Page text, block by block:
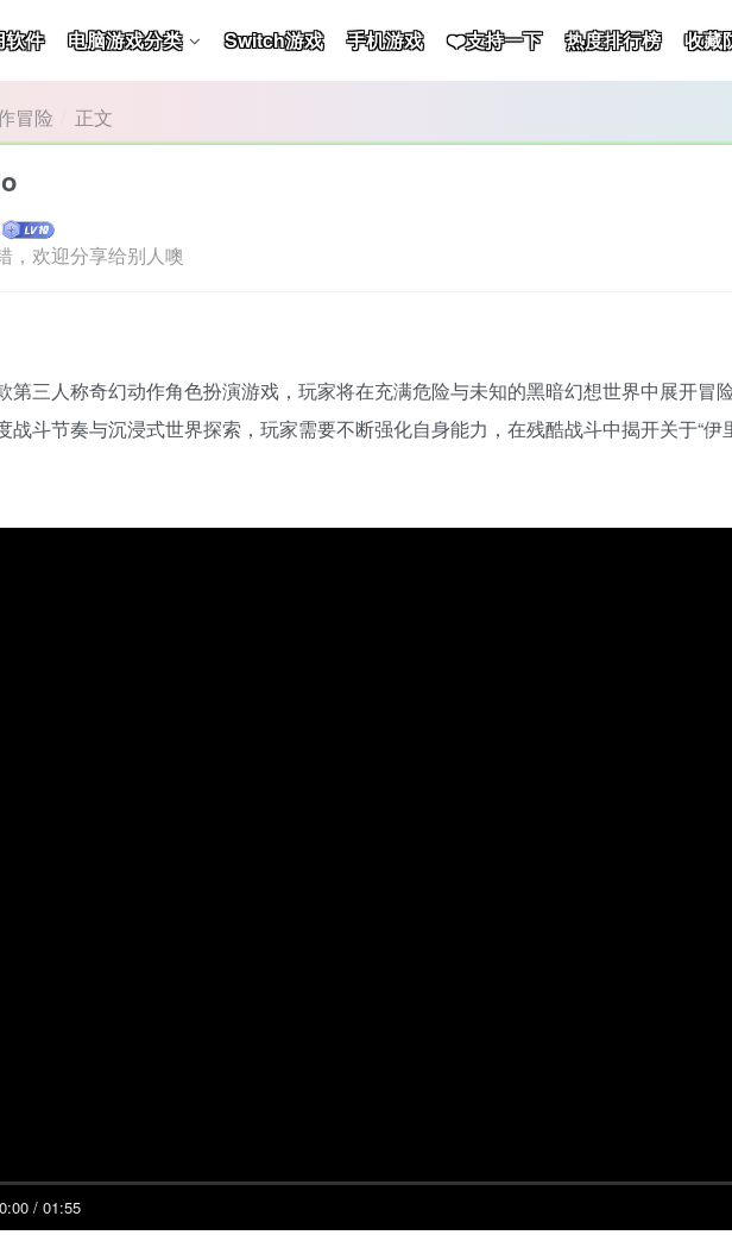
软件 电脑游戏分类 Switch游戏 手机游戏 ❤️支持一下 热度排行榜 收藏
冒险 正文
，欢迎分享给别人噢
第三人称奇幻动作角色扮演游戏，玩家将在充满危险与未知的黑暗幻想世界中展开
战斗节奏与沉浸式世界探索，玩家需要不断强化自身能力，在残酷战斗中揭开关于“伊
/ 01:55